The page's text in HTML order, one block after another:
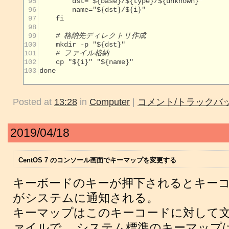
96
97
    fi
98
99
# 格納先ディレクトリ作成
100
101
# ファイル格納
102
103 done
Posted at 13:28 in Computer | コメント/トラックバ
2019/04/18
CentOS 7 のコンソール画面でキーマップを変更する
キーボードのキーが押下されるとキー
がシステムに通知される。
キーマップはこのキーコードに対して